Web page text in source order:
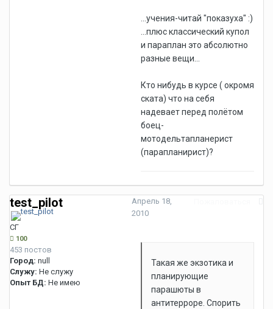
...учения-читай "показуха" :)
...плюс классический купол
и параплан это абсолютно
разные вещи...
Кто нибудь в курсе ( окромя
ската) что на себя
надевает перед полётом
боец-
мотодельтапланерист
(парапланирист)?
test_pilot
СГ
100
453 постов
Город: null
Служу: Не служу
Опыт БД: Не имею
Апрель 18,
2010
Такая же экзотика и
планирующие
парашюты в
антитерроре. Спорить